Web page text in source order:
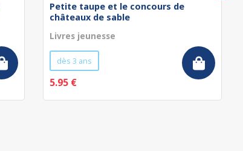
Petite taupe et le concours de
châteaux de sable
Livres jeunesse
dès 3 ans
5.95 €